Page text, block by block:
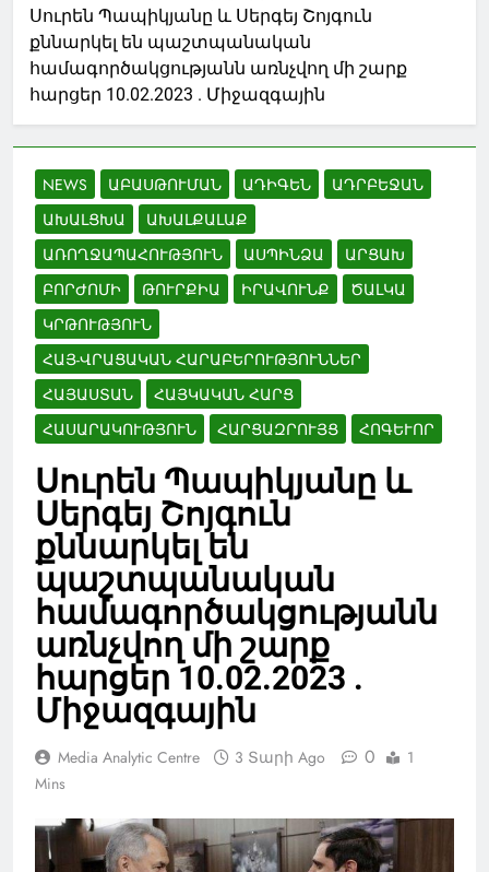
Սուրեն Պապիկյանը և Սերգեյ Շոյգուն
քննարկել են պաշտպանական
համագործակցությանն առնչվող մի շարք
հարցեր 10.02.2023 . Միջազգային
NEWS ԱԲԱՍԹՈՒՄԱՆ ԱԴԻԳԵՆ
ԱԴՐԲԵՋԱՆ
ԱԽԱԼՑԽԱ
ԱԽԱԼՔԱԼԱՔ
ԱՌՈՂՋԱՊԱՀՈՒԹՅՈՒՆ
ԱՍՊԻՆՁԱ
ԱՐՑԱԽ
ԲՈՐԺՈՄԻ
ԹՈՒՐՔԻԱ ԻՐԱՎՈՒՆՔ
ԾԱԼԿԱ
ԿՐԹՈՒԹՅՈՒՆ
ՀԱՅ-ՎՐԱՑԱԿԱՆ ՀԱՐԱԲԵՐՈՒԹՅՈՒՆՆԵՐ
ՀԱՅԱՍՏԱՆ
ՀԱՅԿԱԿԱՆ ՀԱՐՑ
ՀԱՍԱՐԱԿՈՒԹՅՈՒՆ
ՀԱՐՑԱԶՐՈՒՅՑ ՀՈԳԵՒՈՐ
Սուրեն Պապիկյանը և
Սերգեյ Շոյգուն
քննարկել են
պաշտպանական
համագործակցությանն
առնչվող մի շարք
հարցեր 10.02.2023 .
Միջազգային
Media Analytic Centre 3 Տարի Ago 0
1
Mins